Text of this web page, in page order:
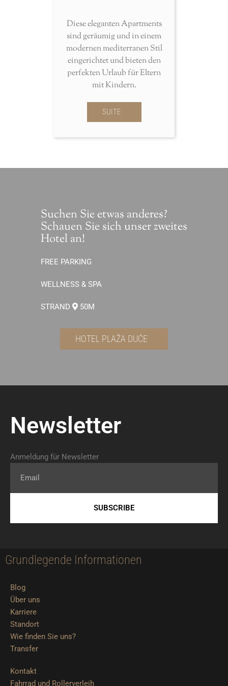
Diese eleganten Apartments
sind geräumig und in einem
modernen mediterranen Stil
eingerichtet und bieten den
perfekten Urlaub für Eltern
mit Kindern.
SUITE
Suchen Sie etwas anderes?
Schauen Sie sich unser zweites
Hotel an!
FREE PARKING
WELLNESS & SPA
STRAND 50M
HOTEL PLAŽA DUĆE
Newsletter
Anmeldung für Newsletter
SUBSCRIBE
Grundlegende Informationen
Blog
Über uns
Karriere
Standort
Wie finden Sie uns?
Transfer
Kontakt
Fahrrad und Rollerverleih